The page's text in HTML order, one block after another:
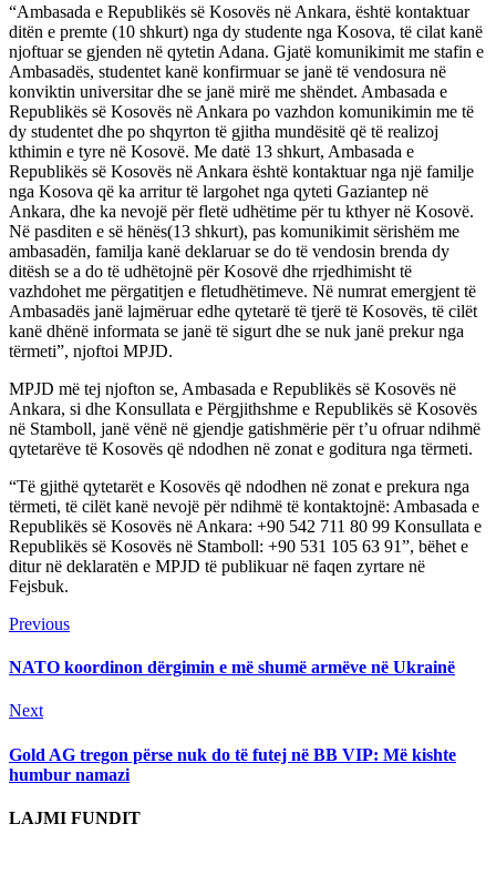
“Ambasada e Republikës së Kosovës në Ankara, është kontaktuar
ditën e premte (10 shkurt) nga dy studente nga Kosova, të cilat kanë
njoftuar se gjenden në qytetin Adana. Gjatë komunikimit me stafin e
Ambasadës, studentet kanë konfirmuar se janë të vendosura në
konviktin universitar dhe se janë mirë me shëndet. Ambasada e
Republikës së Kosovës në Ankara po vazhdon komunikimin me të
dy studentet dhe po shqyrton të gjitha mundësitë që të realizoj
kthimin e tyre në Kosovë. Me datë 13 shkurt, Ambasada e
Republikës së Kosovës në Ankara është kontaktuar nga një familje
nga Kosova që ka arritur të largohet nga qyteti Gaziantep në
Ankara, dhe ka nevojë për fletë udhëtime për tu kthyer në Kosovë.
Në pasditen e së hënës(13 shkurt), pas komunikimit sërishëm me
ambasadën, familja kanë deklaruar se do të vendosin brenda dy
ditësh se a do të udhëtojnë për Kosovë dhe rrjedhimisht të
vazhdohet me përgatitjen e fletudhëtimeve. Në numrat emergjent të
Ambasadës janë lajmëruar edhe qytetarë të tjerë të Kosovës, të cilët
kanë dhënë informata se janë të sigurt dhe se nuk janë prekur nga
tërmeti”, njoftoi MPJD.
MPJD më tej njofton se, Ambasada e Republikës së Kosovës në
Ankara, si dhe Konsullata e Përgjithshme e Republikës së Kosovës
në Stamboll, janë vënë në gjendje gatishmërie për t’u ofruar ndihmë
qytetarëve të Kosovës që ndodhen në zonat e goditura nga tërmeti.
“Të gjithë qytetarët e Kosovës që ndodhen në zonat e prekura nga
tërmeti, të cilët kanë nevojë për ndihmë të kontaktojnë: Ambasada e
Republikës së Kosovës në Ankara: +90 542 711 80 99 Konsullata e
Republikës së Kosovës në Stamboll: +90 531 105 63 91”, bëhet e
ditur në deklaratën e MPJD të publikuar në faqen zyrtare në
Fejsbuk.
Continue
Reading
PreviousPrevious
NATO koordinon dërgimin e më shumë armëve në Ukrainë
NextNext
Gold AG tregon përse nuk do të futej në BB VIP: Më kishte
humbur namazi
LAJMI FUNDIT